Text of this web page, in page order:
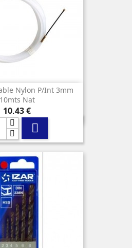
Nylon P/int 3mm
10mts Nat
Precio
10,43 €
